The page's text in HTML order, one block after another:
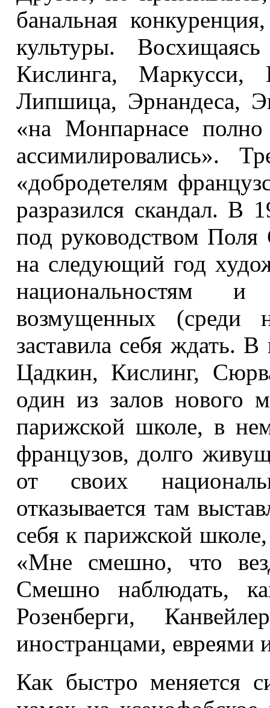
банальная
культуры.
Кислинга, Маркусси,
Липшица, Эрнандеса,
«на Монпарнасе
ассимилировались».
«добродетелям
разразился скандал. В
под руководством
на следующий год
национальностям
возмущенных
заставила себя ждать.
Цадкин, Кислинг,
один из залов нового
парижской школе, в
французов, долго
от своих
отказывается там
себя к парижской
«Мне смешно, что
Смешно наблюдать,
Розенберги,
иностранцами,
Как быстро меняется